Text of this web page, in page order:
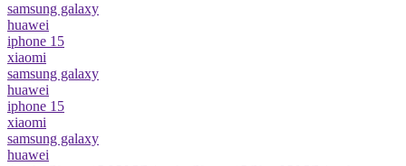
samsung galaxy
huawei
iphone 15
xiaomi
samsung galaxy
huawei
iphone 15
xiaomi
samsung galaxy
huawei